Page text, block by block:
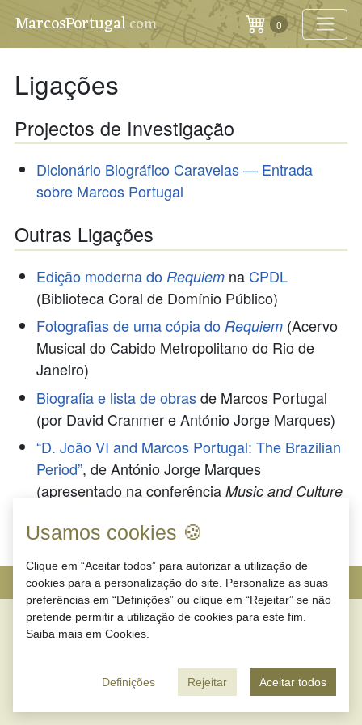
Usamos cookies 🍪
Clique em “Aceitar todos” para autorizar a utilização de
cookies para a personalização do site. Personalize as suas
preferências em “Definições” ou clique em “Rejeitar” se não
pretende permitir a utilização de cookies para este fim.
Saiba mais em Cookies
Definições Rejeitar Aceitar todos
MarcosPortugal.com 0
Ligações
Projectos de Investigação
Dicionário Biográfico Caravelas — Entrada
sobre Marcos Portugal
Outras Ligações
Edição moderna do Requiem na CPDL
(Biblioteca Coral de Domínio Público)
Fotografias de uma cópia do Requiem (Acervo
Musical do Cabido Metropolitano do Rio de
Janeiro)
Biografia e lista de obrasde Marcos Portugal
(por David Cranmer e António Jorge Marques)
“D. João VI and Marcos Portugal: The Brazilian
Period”, de António Jorge Marques
(apresentado na conferência Music and Culture
Janeiro, Universidade do Texas, 2005)
© 2026 |Contactos| Política de Privacidade